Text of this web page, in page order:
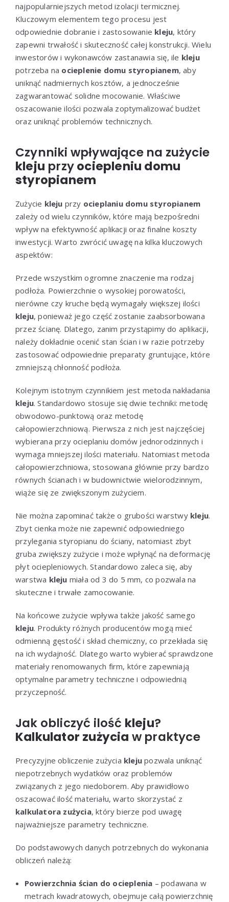
najpopularniejszych metod izolacji termicznej.
Kluczowym elementem tego procesu jest
odpowiednie dobranie i zastosowanie kleju, który
zapewni trwałość i skuteczność całej konstrukcji. Wielu
inwestorów i wykonawców zastanawia się, ile kleju
potrzeba na ocieplenie domu styropianem, aby
uniknąć nadmiernych kosztów, a jednocześnie
zagwarantować solidne mocowanie. Właściwe
oszacowanie ilości pozwala zoptymalizować budżet
oraz uniknąć problemów technicznych.
Czynniki wpływające na zużycie
kleju przyociepleniu domu
styropianem
Zużycie kleju przy ocieplaniu domu styropianem
zależy od wielu czynników, które mają bezpośredni
wpływ na efektywność aplikacji oraz finalne koszty
inwestycji. Warto zwrócić uwagę na kilka kluczowych
aspektów:
Przede wszystkim ogromne znaczenie ma rodzaj
podłoża. Powierzchnie o wysokiej porowatości,
nierówne czy kruche będą wymagały większej ilości
kleju, ponieważ jego część zostanie zaabsorbowana
przez ścianę. Dlatego, zanim przystąpimy do aplikacji,
należy dokładnie ocenić stan ścian i w razie potrzeby
zastosować odpowiednie preparaty gruntujące, które
zmniejszą chłonność podłoża.
Kolejnym istotnym czynnikiem jest metoda nakładania
kleju. Standardowo stosuje się dwie techniki: metodę
obwodowo-punktową oraz metodę
całopowierzchniową. Pierwsza z nich jest najczęściej
wybierana przy ocieplaniu domów jednorodzinnych i
wymaga mniejszej ilości materiału. Natomiast metoda
całopowierzchniowa, stosowana głównie przy bardzo
równych ścianach i w budownictwie wielorodzinnym,
wiąże się ze zwiększonym zużyciem.
Nie można zapominać także o grubości warstwy kleju.
Zbyt cienka może nie zapewnić odpowiedniego
przylegania styropianu do ściany, natomiast zbyt
gruba zwiększy zużycie i może wpłynąć na deformację
płyt ociepleniowych. Standardowo zaleca się, aby
warstwa kleju miała od 3 do 5 mm, co pozwala na
skuteczne i trwałe zamocowanie.
Na końcowe zużycie wpływa także jakość samego
kleju. Produkty różnych producentów mogą mieć
odmienną gęstość i skład chemiczny, co przekłada się
na ich wydajność. Dlatego warto wybierać sprawdzone
materiały renomowanych firm, które zapewniają
optymalne parametry techniczne i odpowiednią
przyczepność.
Jak obliczyć ilość kleju?
Kalkulator zużycia w praktyce
Precyzyjne obliczenie zużycia kleju pozwala uniknąć
niepotrzebnych wydatków oraz problemów
związanych z jego niedoborem. Aby prawidłowo
oszacować ilość materiału, warto skorzystać z
kalkulatora zużycia, który bierze pod uwagę
najważniejsze parametry techniczne.
Do podstawowych danych potrzebnych do wykonania
obliczeń należą:
Powierzchnia ścian do ocieplenia – podawana w
metrach kwadratowych, obejmuje całą powierzchnię